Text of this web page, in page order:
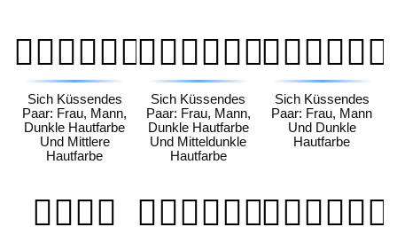
👩🏿‍❤️‍💋‍👨🏽
Sich Küssendes
Paar: Frau, Mann,
Dunkle Hautfarbe
Und Mittlere
Hautfarbe
👩🏿‍❤️‍💋‍👨🏾
Sich Küssendes
Paar: Frau, Mann,
Dunkle Hautfarbe
Und Mitteldunkle
Hautfarbe
👩🏿‍❤️‍💋‍👨🏿
Sich Küssendes
Paar: Frau, Mann
Und Dunkle
Hautfarbe
👨‍❤️‍💋‍👨 👨🏻‍❤️‍💋‍👨🏻👨🏻‍❤️‍💋‍👨🏼